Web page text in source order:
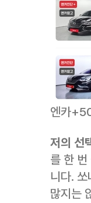
엔카
저의 선
를 한
니다.
많지는